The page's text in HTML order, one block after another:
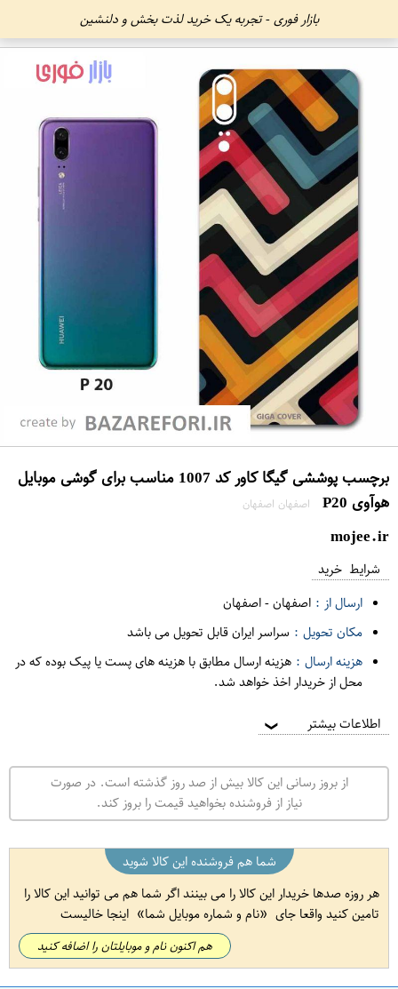
بازار فوری - تجربه یک خرید لذت بخش و دلنشین
برچسب پوششی گیگا کاور کد 1007 مناسب برای گوشی موبایل
هوآوی P20
اصفهان اصفهان
mojee.ir
شرایط خرید
ارسال از : اصفهان-اصفهان
مکان تحویل : سراسر ایران قابل تحویل می باشد
هزینه ارسال : هزینه ارسال مطابق با هزینه های پست یا پیک بوده که در
محل از خریدار اخذ خواهد شد.
اطلاعات بیشتر ❯
از بروز رسانی این کالا بیش از صد روز گذشته است. در صورت
نیاز از فروشنده بخواهید قیمت را بروز کند.
شما هم فروشنده این کالا شوید
هر روزه صدها خریدار این کالا را می بینند اگر شما هم می توانید این کالا را
تامین کنید واقعا جای
نام و شماره موبایل شما اینجا خالیست
هم اکنون نام و موبایلتان را اضافه کنید